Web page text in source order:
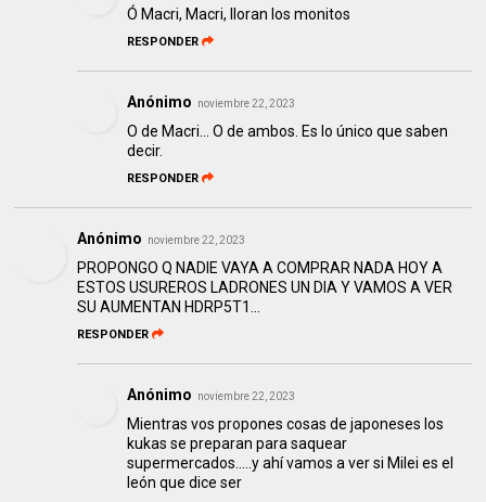
Ó Macri, Macri, lloran los monitos
RESPONDER
Anónimo noviembre 22, 2023
O de Macri... O de ambos. Es lo único que saben
decir.
RESPONDER
Anónimo noviembre 22, 2023
PROPONGO Q NADIE VAYA A COMPRAR NADA HOY A
ESTOS USUREROS LADRONES UN DIA Y VAMOS A VER
SU AUMENTAN HDRP5T1...
RESPONDER
Anónimo noviembre 22, 2023
Mientras vos propones cosas de japoneses los
kukas se preparan para saquear
supermercados.....y ahí vamos a ver si Milei es el
león que dice ser